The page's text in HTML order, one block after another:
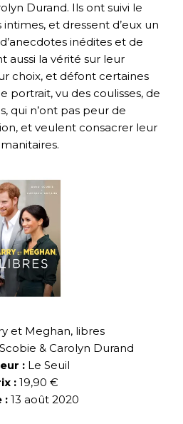
Durand. Ils ont suivi le
et dressent d’eux un
inédites et de
aussi la vérité sur leur
choix, et défont certaines
portrait, vu des coulisses, de
qui n’ont pas peur de
et veulent consacrer leur
et Meghan, libres
& Carolyn Durand
:Le Seuil
:19,90 €
: 13 août 2020